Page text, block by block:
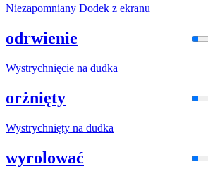
Niezapomniany Dodek z ekranu
odrwienie
Wystrychnięcie na dudka
orżnięty
Wystrychnięty na dudka
wyrolować